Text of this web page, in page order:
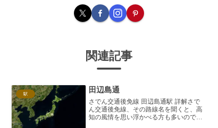
関連記事
駅 田辺島通
さでん交通後免線 田辺島通駅 詳解さで
ん交通後免線、その路線名を聞くと、高
知の風情を思い浮かべる方も多いのでは